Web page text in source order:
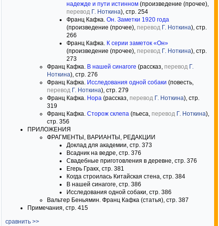
надежде и пути истинном (произведение (прочее),
перевод Г. Ноткина), стр. 254
Франц Кафка. Он. Заметки 1920 года
(произведение (прочее), перевод Г. Ноткина), стр.
266
Франц Кафка. К серии заметок «Он»
(произведение (прочее), перевод Г. Ноткина), стр.
273
Франц Кафка. В нашей синагоге (рассказ, перевод Г.
Ноткина), стр. 276
Франц Кафка. Исследования одной собаки (повесть,
перевод Г. Ноткина), стр. 279
Франц Кафка. Нора (рассказ, перевод Г. Ноткина), стр.
319
Франц Кафка. Сторож склепа (пьеса, перевод Г. Ноткина),
стр. 356
ПРИЛОЖЕНИЯ
ФРАГМЕНТЫ, ВАРИАНТЫ, РЕДАКЦИИ
Доклад для академии, стр. 373
Всадник на ведре, стр. 376
Свадебные приготовления в деревне, стр. 376
Егерь Гракх, стр. 381
Когда строилась Китайская стена, стр. 384
В нашей синагоге, стр. 386
Исследования одной собаки, стр. 386
Вальтер Беньямин. Франц Кафка (статья), стр. 387
Примечания, стр. 415
сравнить >>